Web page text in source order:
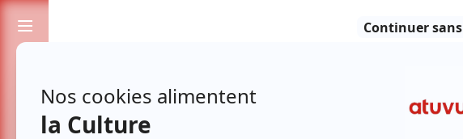
Passionnés de spectacles et de culture